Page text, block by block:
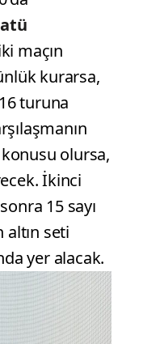
maçın
kurarsa,
16 turuna
olursa,
İkinci
15 sayı
seti
yer alacak.